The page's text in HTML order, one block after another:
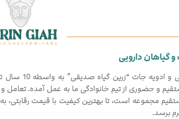
و گیاهان دارویی
گروه تولیدی بازرگانی گیاهان
مستقیم و حضوری از تیم خانوادگی ما به عمل آمده. تعامل
مجموعه است، تا بهترین کیفیت با قیمت رقابتی،
برسد.